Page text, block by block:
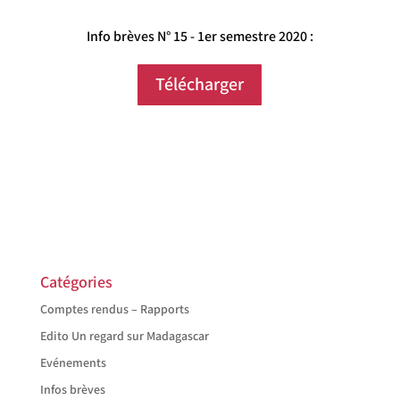
Info brèves N° 15 - 1er semestre 2020 :
Télécharger
Catégories
Comptes rendus – Rapports
Edito Un regard sur Madagascar
Evénements
Infos brèves